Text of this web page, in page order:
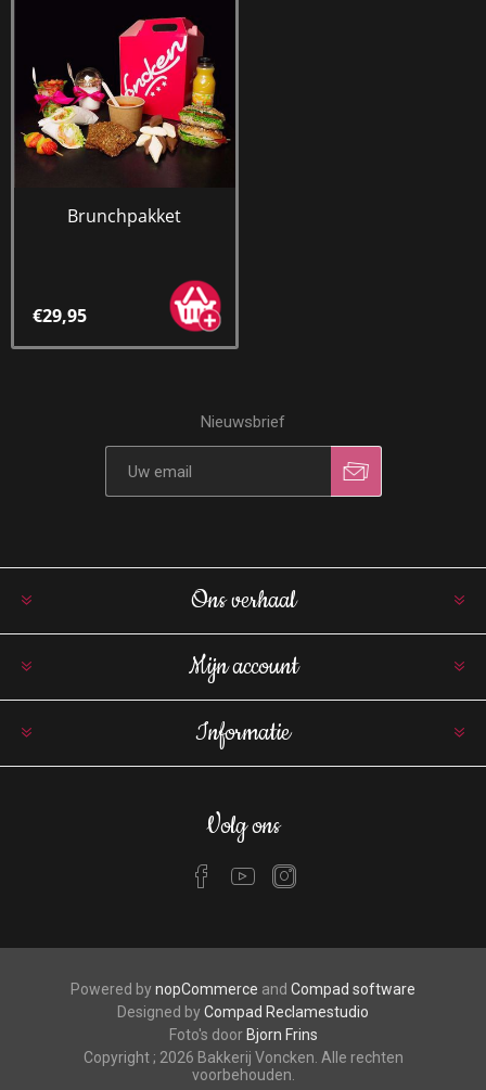
Brunchpakket
€29,95
Nieuwsbrief
Ons verhaal
Mijn account
Informatie
Volg ons
Powered bynopCommerce and Compad software
Designed byCompad Reclamestudio
Foto's door Bjorn Frins
Copyright ; 2026 Bakkerij Voncken. Alle rechten
voorbehouden.